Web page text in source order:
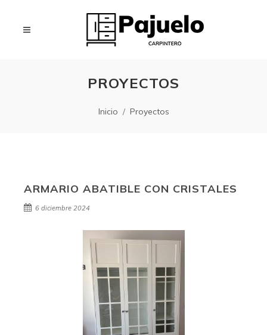
PROYECTOS
Inicio Proyectos
ARMARIO ABATIBLE CON CRISTALES
6 diciembre 2024